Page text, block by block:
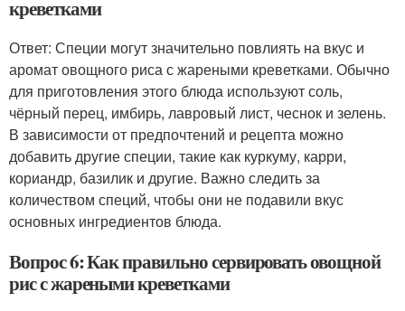
креветками
Ответ: Специи могут значительно повлиять на вкус и
аромат овощного риса с жареными креветками. Обычно
для приготовления этого блюда используют соль,
чёрный перец, имбирь, лавровый лист, чеснок и зелень.
В зависимости от предпочтений и рецепта можно
добавить другие специи, такие как куркуму, карри,
кориандр, базилик и другие. Важно следить за
количеством специй, чтобы они не подавили вкус
основных ингредиентов блюда.
Вопрос 6: Как правильно сервировать овощной
рис с жареными креветками